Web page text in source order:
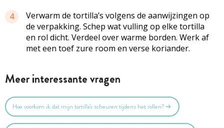
4
Verwarm de tortilla’s volgens de aanwijzingen op
de verpakking. Schep wat vulling op elke tortilla
en rol dicht. Verdeel over warme borden. Werk af
met een toef zure room en verse koriander.
Meer interessante vragen
Hoe voorkom ik dat mijn tortilla's scheuren tijdens het rollen?